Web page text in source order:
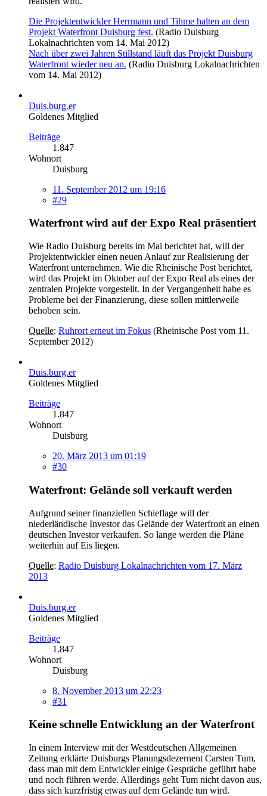
Die Projektentwickler Herrmann und Tihme halten an dem
Projekt Waterfront Duisburg fest. (Radio Duisburg
Lokalnachrichten vom 14. Mai 2012)
Nach über zwei Jahren Stillstand läuft das Projekt Duisburg
Waterfront wieder neu an. (Radio Duisburg Lokalnachrichten
vom 14. Mai 2012)
Duis.burg.er
Goldenes Mitglied
Beiträge
1.847
Wohnort
Duisburg
11. September 2012 um 19:16
#29
Waterfront wird auf der Expo Real präsentiert
Wie Radio Duisburg bereits im Mai berichtet hat, will der
Projektentwickler einen neuen Anlauf zur Realisierung der
Waterfront unternehmen. Wie die Rheinische Post berichtet,
wird das Projekt im Oktober auf der Expo Real als eines der
zentralen Projekte vorgestellt. In der Vergangenheit habe es
Probleme bei der Finanzierung, diese sollen mittlerweile
behoben sein.
Quelle: Ruhrort erneut im Fokus (Rheinische Post vom 11.
September 2012)
Duis.burg.er
Goldenes Mitglied
Beiträge
1.847
Wohnort
Duisburg
20. März 2013 um 01:19
#30
Waterfront: Gelände soll verkauft werden
Aufgrund seiner finanziellen Schieflage will der
niederländische Investor das Gelände der Waterfront an einen
deutschen Investor verkaufen. So lange werden die Pläne
weiterhin auf Eis liegen.
Quelle: Radio Duisburg Lokalnachrichten vom 17. März
2013
Duis.burg.er
Goldenes Mitglied
Beiträge
1.847
Wohnort
Duisburg
8. November 2013 um 22:23
#31
Keine schnelle Entwicklung an der Waterfront
In einem Interview mit der Westdeutschen Allgemeinen
Zeitung erklärte Duisburgs Planungsdezernent Carsten Tum,
dass man mit dem Entwickler einige Gespräche geführt habe
und noch führen werde. Allerdings geht Tum nicht davon aus,
dass sich kurzfristig etwas auf dem Gelände tun wird.